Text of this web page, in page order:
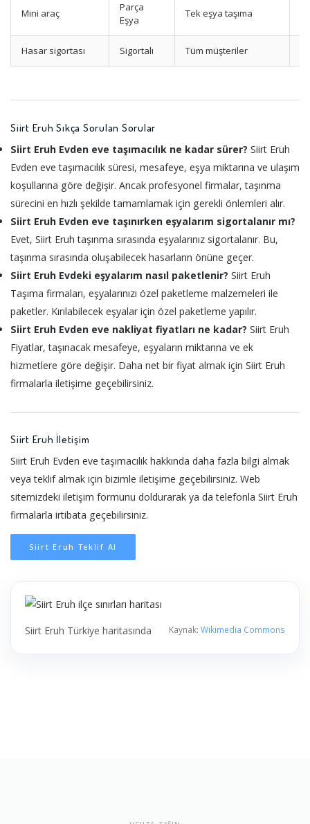
Mini araç
Parça
Eşya
Tek eşya taşıma
Hasar sigortası Sigortalı Tüm müşteriler
Siirt Eruh Sıkça Sorulan Sorular
Siirt Eruh Evden eve taşımacılık ne kadar sürer? Siirt Eruh
Evden eve taşımacılık süresi, mesafeye, eşya miktarına ve ulaşım
koşullarına göre değişir. Ancak profesyonel firmalar, taşınma
sürecini en hızlı şekilde tamamlamak için gerekli önlemleri alır.
Siirt Eruh Evden eve taşınırken eşyalarım sigortalanır mı?
Evet, Siirt Eruh taşınma sırasında eşyalarınız sigortalanır. Bu,
taşınma sırasında oluşabilecek hasarların önüne geçer.
Siirt Eruh Evdeki eşyalarım nasıl paketlenir? Siirt Eruh
Taşıma firmaları, eşyalarınızı özel paketleme malzemeleri ile
paketler. Kırılabilecek eşyalar için özel paketleme yapılır.
Siirt Eruh Evden eve nakliyat fiyatları ne kadar? Siirt Eruh
Fiyatlar, taşınacak mesafeye, eşyaların miktarına ve ek
hizmetlere göre değişir. Daha net bir fiyat almak için Siirt Eruh
firmalarla iletişime geçebilirsiniz.
Siirt Eruh İletişim
Siirt Eruh Evden eve taşımacılık hakkında daha fazla bilgi almak
veya teklif almak için bizimle iletişime geçebilirsiniz. Web
sitemizdeki iletişim formunu doldurarak ya da telefonla Siirt Eruh
firmalarla irtibata geçebilirsiniz.
Siirt Eruh Teklif Al
Siirt Eruh Türkiye haritasında Kaynak: Wikimedia Commons